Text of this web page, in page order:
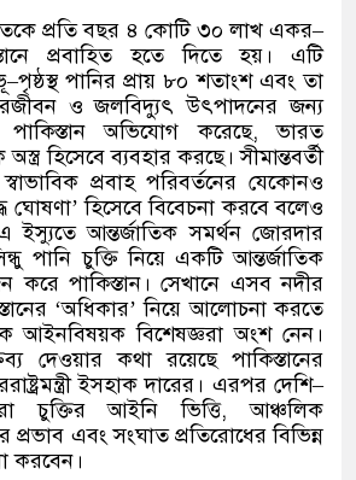
প্রতি বছর ৪ কোটি ৩০ লাখ একর–
প্রবাহিত হতে দিতে হয়। এটি
–পৃষ্ঠস্থ পানির প্রায় ৮০ শতাংশ এবং তা
ও জলবিদ্যুৎ উৎপাদনের জন্য
পাকিস্তান অভিযোগ করেছে,ভারত
হিসেবে ব্যবহার করছে। সীমান্তবর্তী
প্রবাহ পরিবর্তনের যেকোনও
ঘোষণা’হিসেবে বিবেচনা করবে বলেও
ইস্যুতে আন্তর্জাতিক সমর্থন জোরদার
পানি চুক্তি নিয়ে একটি আন্তর্জাতিক
করে পাকিস্তান। সেখানে এসব নদীর
‘অধিকার’নিয়ে আলোচনা করতে
আইনবিষয়ক বিশেষজ্ঞরা অংশ নেন।
দেওয়ার কথা রয়েছে পাকিস্তানের
ইসহাক দারের। এরপর দেশি–
চুক্তির আইনি ভিত্তি,আঞ্চলিক
প্রভাব এবং সংঘাত প্রতিরোধের বিভিন্ন
করবেন।